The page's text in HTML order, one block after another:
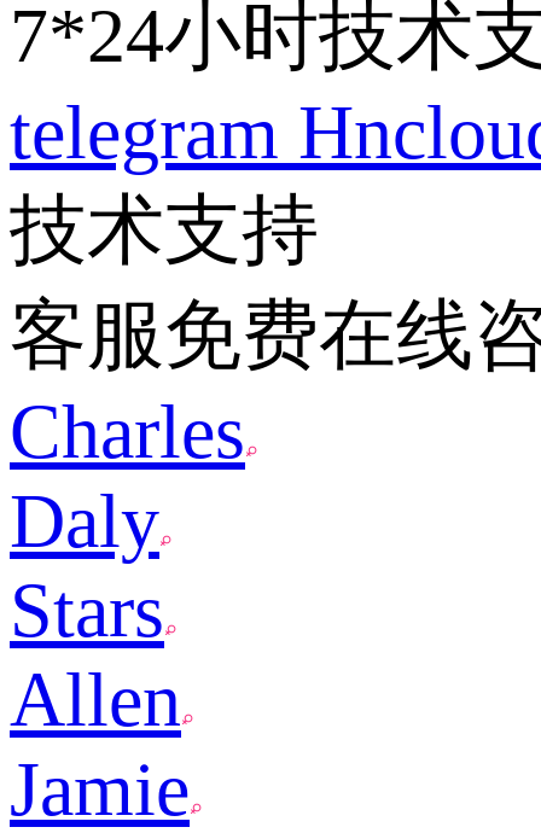
7*24小时技术
telegram
技术支持
客服免费在线
Charles
Daly
Stars
Allen
Jamie